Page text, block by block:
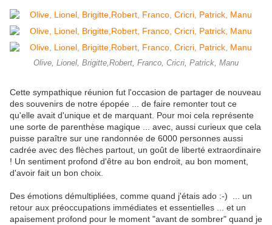
Olive, Lionel, Brigitte,Robert, Franco, Cricri, Patrick, Manu
Cette sympathique réunion fut l'occasion de partager de nouveau
des souvenirs de notre épopée ... de faire remonter tout ce
qu'elle avait d'unique et de marquant. Pour moi cela représente
une sorte de parenthèse magique ... avec, aussi curieux que cela
puisse paraître sur une randonnée de 6000 personnes aussi
cadrée avec des flèches partout, un goût de liberté extraordinaire
! Un sentiment profond d'être au bon endroit, au bon moment,
d'avoir fait un bon choix.
Des émotions démultipliées, comme quand j'étais ado :-) ... un
retour aux préoccupations immédiates et essentielles ... et un
apaisement profond pour le moment "avant de sombrer" quand je